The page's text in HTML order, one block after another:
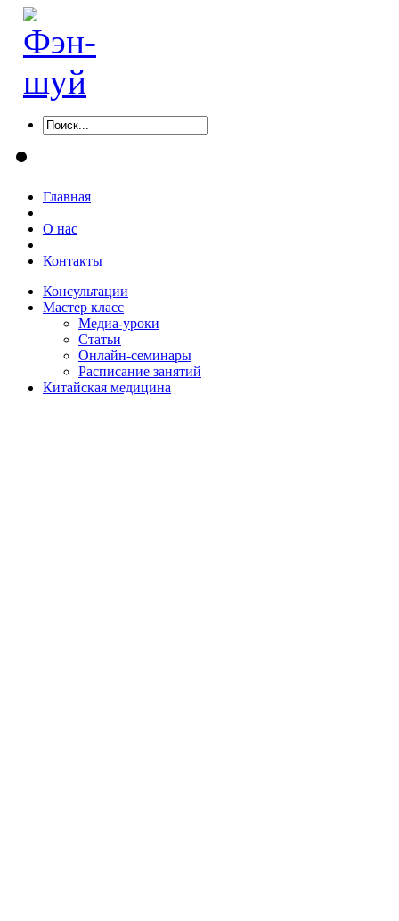
Главная
О нас
Контакты
Консультации
Мастер класс
Медиа-уроки
Статьи
Онлайн-семинары
Расписание занятий
Китайская медицина